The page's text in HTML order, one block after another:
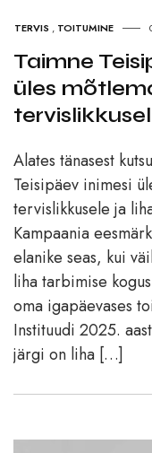
TERVIS , TOITUMINE
Taimne
üles
Alates tänasest
Teisipäev inimesi
tervislikkusele ja
Kampaania
elanike seas, kui
liha tarbimise
oma igapäevases
Instituudi 2025.
järgi on liha […]